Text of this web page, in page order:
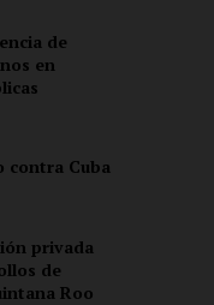
de
en
contra Cuba
privada
de
Roo